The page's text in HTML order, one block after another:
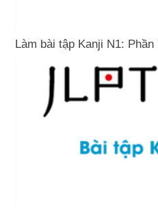
Làm bài tập Kanji N1: